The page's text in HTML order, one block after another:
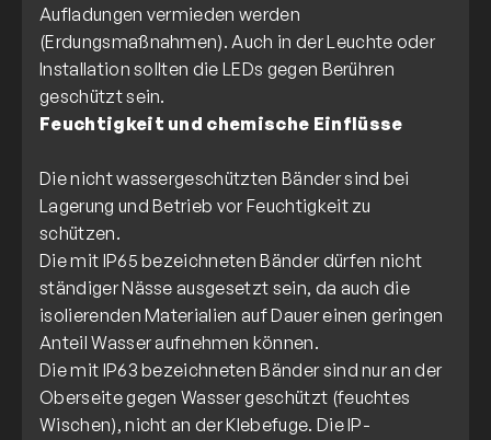
Aufladungen vermieden werden
(Erdungsmaßnahmen). Auch in der Leuchte oder
Installation sollten die LEDs gegen Berühren
Feuchtigkeit und chemische Einflüsse
Die nicht wassergeschützten Bänder sind bei
Lagerung und Betrieb vor Feuchtigkeit zu
schützen.
Die mit IP65 bezeichneten Bänder dürfen nicht
ständiger Nässe ausgesetzt sein, da auch die
isolierenden Materialien auf Dauer einen geringen
Anteil Wasser aufnehmen können.
Die mit IP63 bezeichneten Bänder sind nur an der
Oberseite gegen Wasser geschützt (feuchtes
Wischen), nicht an der Klebefuge. Die IP-